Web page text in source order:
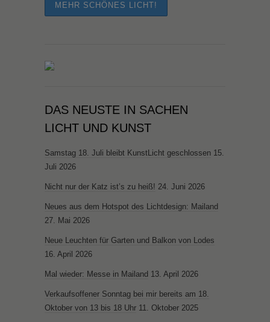
DAS NEUSTE IN SACHEN
LICHT UND KUNST
Samstag 18. Juli bleibt KunstLicht geschlossen 15.
Juli 2026
Nicht nur der Katz ist’s zu heiß! 24. Juni 2026
Neues aus dem Hotspot des Lichtdesign: Mailand
27. Mai 2026
Neue Leuchten für Garten und Balkon von Lodes
16. April 2026
Mal wieder: Messe in Mailand 13. April 2026
Verkaufsoffener Sonntag bei mir bereits am 18.
Oktober von 13 bis 18 Uhr 11. Oktober 2025